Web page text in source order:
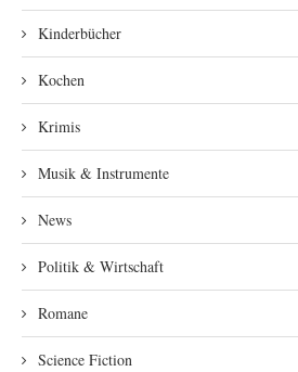
Kinderbücher
Kochen
Krimis
Musik & Instrumente
News
Politik & Wirtschaft
Romane
Science Fiction